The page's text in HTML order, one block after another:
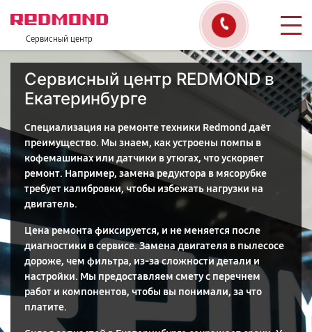
Сервисный центр
Сервисный центр REDMOND в
Екатеринбурге
Специализация на ремонте техники Redmond даёт
преимущество. Мы знаем, как устроены помпы в
кофемашинах или датчики в утюгах, что ускоряет
ремонт. Например, замена редуктора в мясорубке
требует калибровки, чтобы избежать нагрузки на
двигатель.
Цена ремонта фиксируется, и не меняется после
диагностики в сервисе. Замена двигателя в пылесосе
дороже, чем фильтра, из-за сложности детали и
настройки. Мы предоставляем смету с перечнем
работ и компонентов, чтобы вы понимали, за что
платите.